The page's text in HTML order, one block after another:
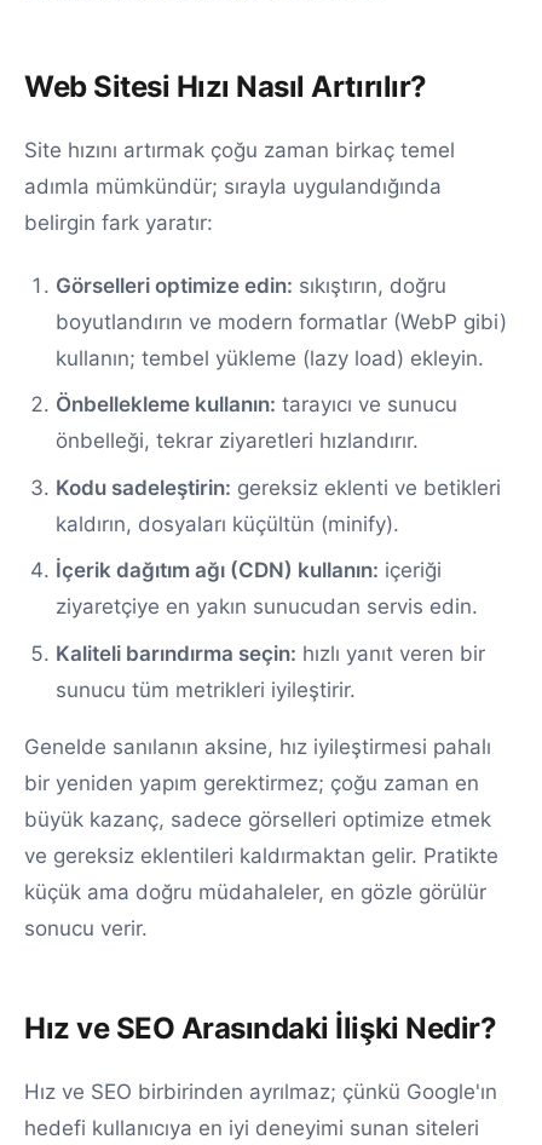
Web Sitesi Hızı Nasıl Artırılır?
Site hızını artırmak çoğu zaman birkaç temel
adımla mümkündür; sırayla uygulandığında
belirgin fark yaratır:
Görselleri optimize edin: sıkıştırın, doğru
boyutlandırın ve modern formatlar (WebP gibi)
kullanın; tembel yükleme (lazy load) ekleyin.
Önbellekleme kullanın: tarayıcı ve sunucu
önbelleği, tekrar ziyaretleri hızlandırır.
Kodu sadeleştirin: gereksiz eklenti ve betikleri
kaldırın, dosyaları küçültün (minify).
İçerik dağıtım ağı (CDN) kullanın: içeriği
ziyaretçiye en yakın sunucudan servis edin.
Kaliteli barındırma seçin: hızlı yanıt veren bir
sunucu tüm metrikleri iyileştirir.
Genelde sanılanın aksine, hız iyileştirmesi pahalı
bir yeniden yapım gerektirmez; çoğu zaman en
büyük kazanç, sadece görselleri optimize etmek
ve gereksiz eklentileri kaldırmaktan gelir. Pratikte
küçük ama doğru müdahaleler, en gözle görülür
sonucu verir.
Hız ve SEO Arasındaki İlişki Nedir?
Hız ve SEO birbirinden ayrılmaz; çünkü Google'ın
hedefi kullanıcıya en iyi deneyimi sunan siteleri